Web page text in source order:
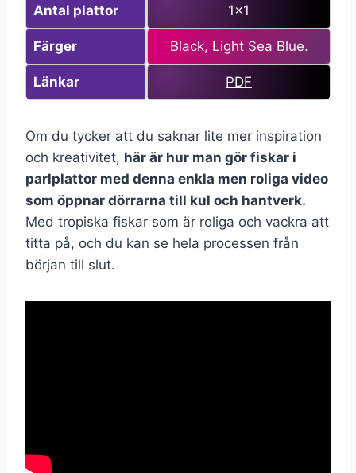
Antal plattor 1×1
Färger Black, Light Sea Blue.
Länkar PDF
Om du tycker att du saknar lite mer inspiration
och kreativitet, här är hur man gör fiskar i
parlplattor med denna enkla men roliga video
som öppnar dörrarna till kul och hantverk.
Med tropiska fiskar som är roliga och vackra att
titta på, och du kan se hela processen från
början till slut.